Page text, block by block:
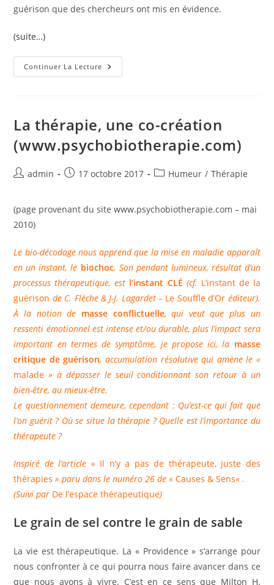
guérison que des chercheurs ont mis en évidence.
(suite…)
Continuer La Lecture Les
Transversales
La thérapie, une co-création
(www.psychobiotherapie.com)
Auteur/autrice
publication :
admin
Publication
17 octobre 2017
PostHumeur / Thérapie
(page provenant du site www.psychobiotherapie.com – mai
2010)
Le bio-décodage nous apprend que la mise en maladie apparaît
en un instant, le biochoc. Son pendant lumineux, résultat d’un
processus thérapeutique, est l’instant CLÉ (cf. L’instant de la
guérison de C. Flèche & J-J. Lagardet – Le Souffle d’Or éditeur).
À la notion de masse conflictuelle, qui veut que plus un
ressenti émotionnel est intense et/ou durable, plus l’impact sera
important en termes de symptôme, je propose ici, la masse
critique de guérison, accumulation résolutive qui amène le «
malade » à dépasser le seuil conditionnant son retour à un
bien-être, au mieux-être.
Le questionnement demeure, cependant : Qu’est-ce qui fait que
l’on guérit ? Où se situe la thérapie ? Quelle est l’importance du
thérapeute ?
Inspiré de l’article « Il n’y a pas de thérapeute, juste des
thérapies » paru dans le numéro 26 de «Causes & Sens« .
(Suivi par De l’espace thérapeutique)
Le grain de sel contre le grain de sable
La vie est thérapeutique. La « Providence » s’arrange pour
nous confronter à ce qui pourra nous faire avancer dans ce
que nous avons à vivre. C’est en ce sens que Milton H.